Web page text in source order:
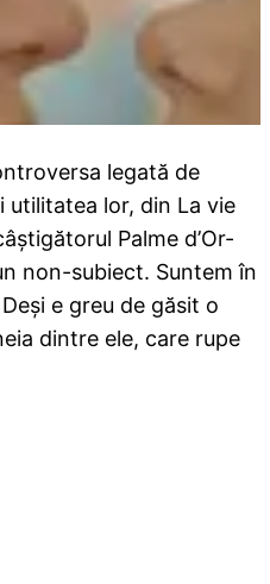
legată de
utilitatea lor, din La vie
Palme d’Or-
non-subiect. Suntem în
e greu de găsit o
dintre ele, care rupe